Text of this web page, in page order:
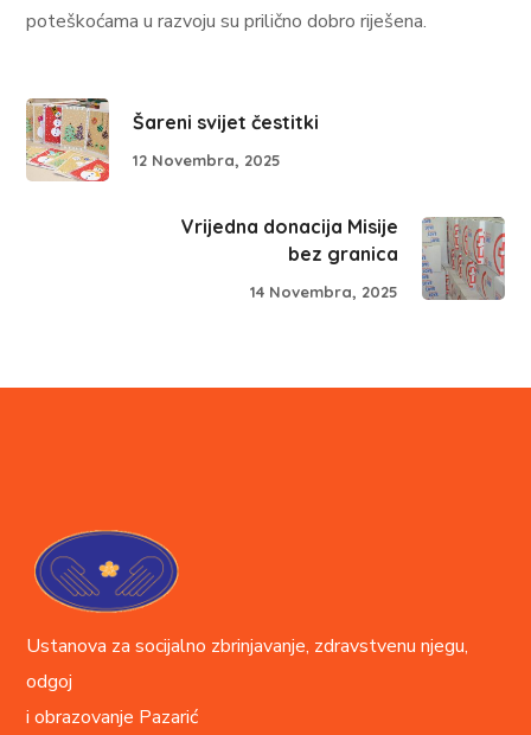
poteškoćama u razvoju su prilično dobro riješena.
Šareni svijet čestitki
12 Novembra, 2025
Vrijedna donacija Misije
bez granica
14 Novembra, 2025
Ustanova za socijalno zbrinjavanje, zdravstvenu njegu,
odgoj
i obrazovanje Pazarić